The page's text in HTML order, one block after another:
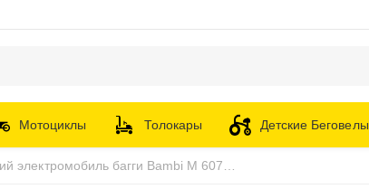
Мотоциклы Толокары Детские Беговелы